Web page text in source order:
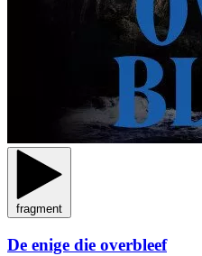
fragment
De enige die overbleef